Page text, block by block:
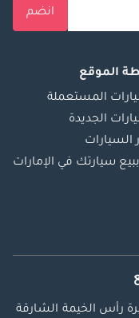
انضم
الموقع
المستعملة
الجديدة
السيارات
سيارتك في الإمارات
رأس الخيمة الشارقة